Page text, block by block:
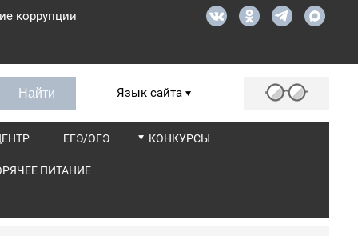
коррупции
Язык сайта
ЕГЭ/ОГЭ КОНКУРСЫ
ПИТАНИЕ